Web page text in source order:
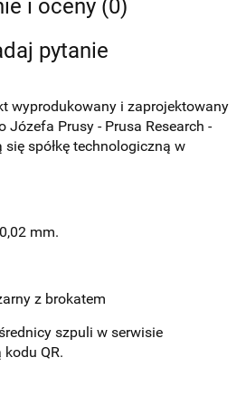
i oceny (0)
pytanie
wyprodukowany i zaprojektowany
Józefa Prusy - Prusa Research -
spółkę technologiczną w
mm.
z brokatem
szpuli w serwisie
QR.